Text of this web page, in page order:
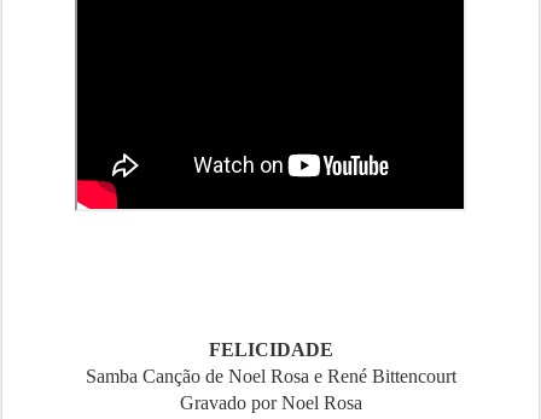
FELICIDADE
Samba Canção de Noel Rosa e René Bittencourt
Gravado por Noel Rosa